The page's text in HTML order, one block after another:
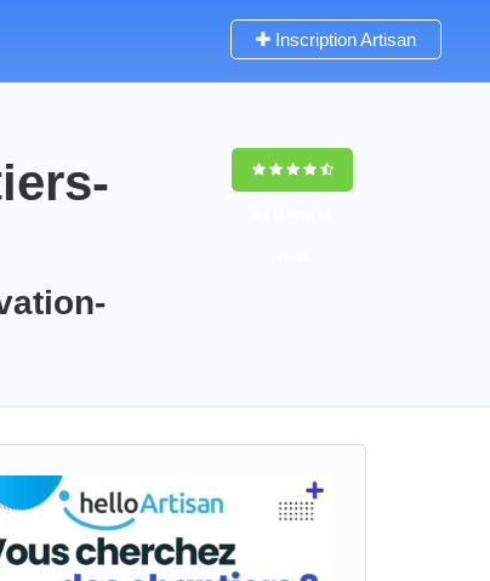
Inscription Artisan